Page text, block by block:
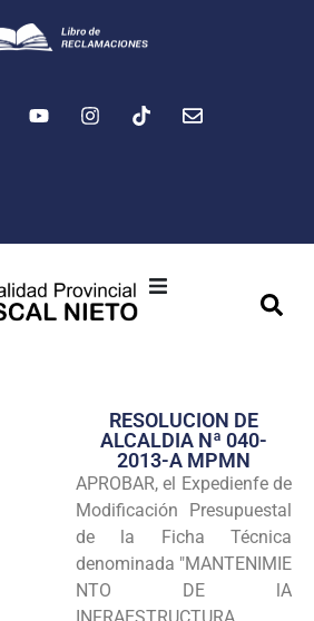
Transparencia
Seguridad
Programas
Intranet
RESOLUCION DE
ALCALDIA Nª 040-
2013-A MPMN
APROBAR, el Expedienfe de
Modificación Presupuestal
de la Ficha Técnica
denominada "MANTENIMIE
NTO DE lA
INFRAESTRUCTURA